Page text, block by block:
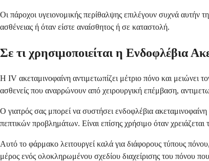
Οι πάροχοι υγειονομικής περίθαλψης επιλέγουν συχνά αυτήν
ασθένειας ή όταν είστε αναίσθητος ή σε καταστολή.
Σε τι χρησιμοποιείται η Ενδοφλέβια
Η IV ακεταμινοφαίνη αντιμετωπίζει μέτριο πόνο και μειώνει
ασθενείς που αναρρώνουν από χειρουργική επέμβαση,
Ο γιατρός σας μπορεί να συστήσει ενδοφλέβια
πεπτικών προβλημάτων. Είναι επίσης χρήσιμο όταν
Αυτό το φάρμακο λειτουργεί καλά για διάφορους τύπους
μέρος ενός ολοκληρωμένου σχεδίου διαχείρισης του πόνου